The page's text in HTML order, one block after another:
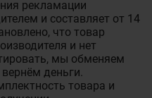
рекламации
и составляет от 14
что товар
и нет
мы обменяем
деньги.
товара и